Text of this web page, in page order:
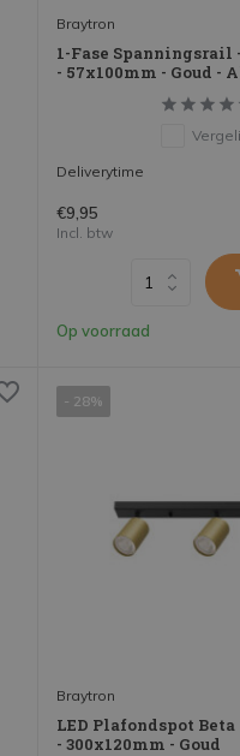
Braytron
1-Fase Spanningsrail
- 57x100mm - Goud -
Deliverytime
€9,95
Incl. btw
Op voorraad
- 28%
Braytron
LED Plafondspot
- 300x120mm - Goud